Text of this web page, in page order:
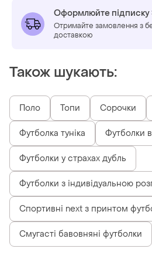
Оформлюйте підписку
Отримайте замовлення з
доставкою
Також шукають:
Поло Топи Сорочки
Футболка туніка Футболки
Футболки у страхах дубль
Футболки з індивідуальною
Спортивні next з принтом
Смугасті бавовняні футболки